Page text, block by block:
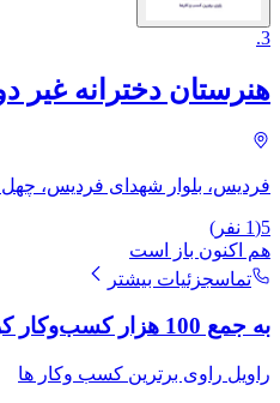
3
.
هنرستان دخترانه غیر
فردیس، بلوار شهدای فردیس، چهل
5
(
1 نفر)
هم اکنون باز است
تماسجزئیات بیشتر
به جمع 100 هزار کسب‌وکار کرجی در راویل بپیوندید
راویل راوی برترین کسب وکار ها